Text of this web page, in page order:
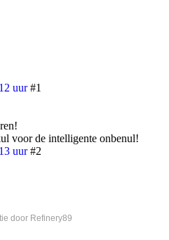
uur #1
voor de intelligente onbenul!
uur #2
door Refinery89